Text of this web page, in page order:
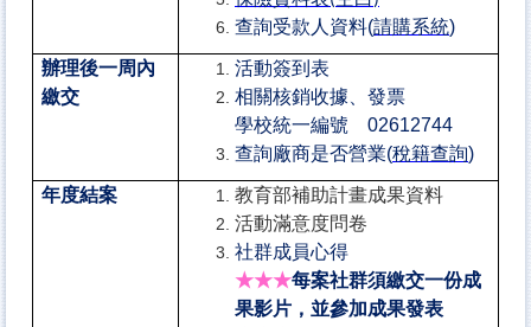
查詢受款人資料(請購系統)
辦理後一周內
繳交
活動簽到表
相關核銷收據、發票
學校統一編號 02612744
查詢廠商是否營業(稅籍查詢)
年度結案
教育部補助計畫成果資料
活動滿意度問卷
社群成員心得
★★★每案社群須繳交一份成
果影片，並參加成果發表